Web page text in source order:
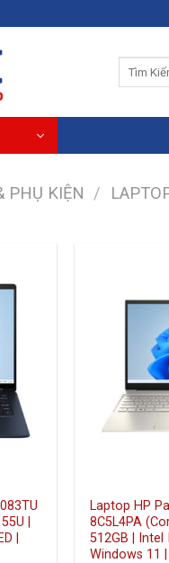
PHỤ KIỆN /
|
|
Laptop HP
8C5L4PA
512GB | Intel
Windows 11